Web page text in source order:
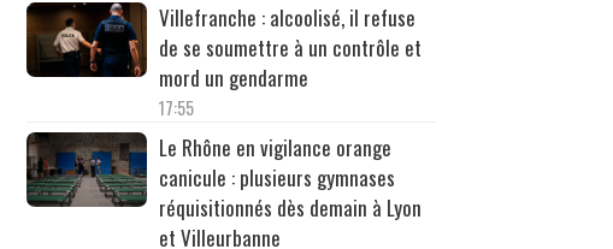
Villefranche : alcoolisé, il refuse
de se soumettre à un contrôle et
mord un gendarme
17:55
Le Rhône en vigilance orange
canicule : plusieurs gymnases
réquisitionnés dès demain à Lyon
et Villeurbanne